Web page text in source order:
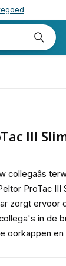
III
collegaâs
ProTac III
zorgt ervoor
in de
oorkappen